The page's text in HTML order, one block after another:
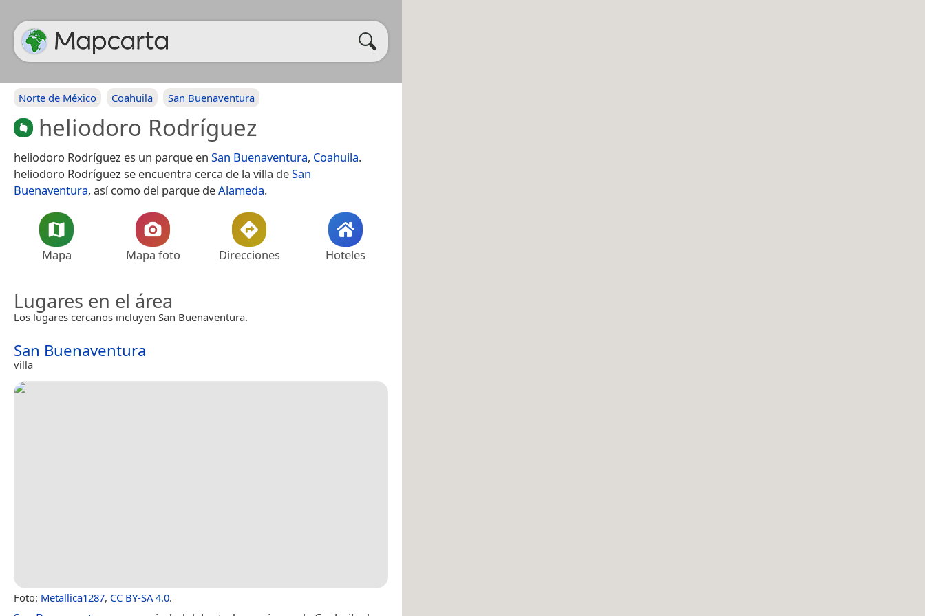
Norte de México Coahuila San Buenaventura
heliodoro Rodríguez
heliodoro Rodríguez es un parque en San Buenaventura, Coahuila.
heliodoro Rodríguez se encuentra cerca de la villa deSan
Buenaventura, así como del parque deAlameda.
Mapa Mapa foto Direcciones Hoteles
Lugares en el área
Los lugares cercanos incluyen San Buenaventura.
San Buenaventura
villa
Foto: Metallica1287, CC BY-SA 4.0.